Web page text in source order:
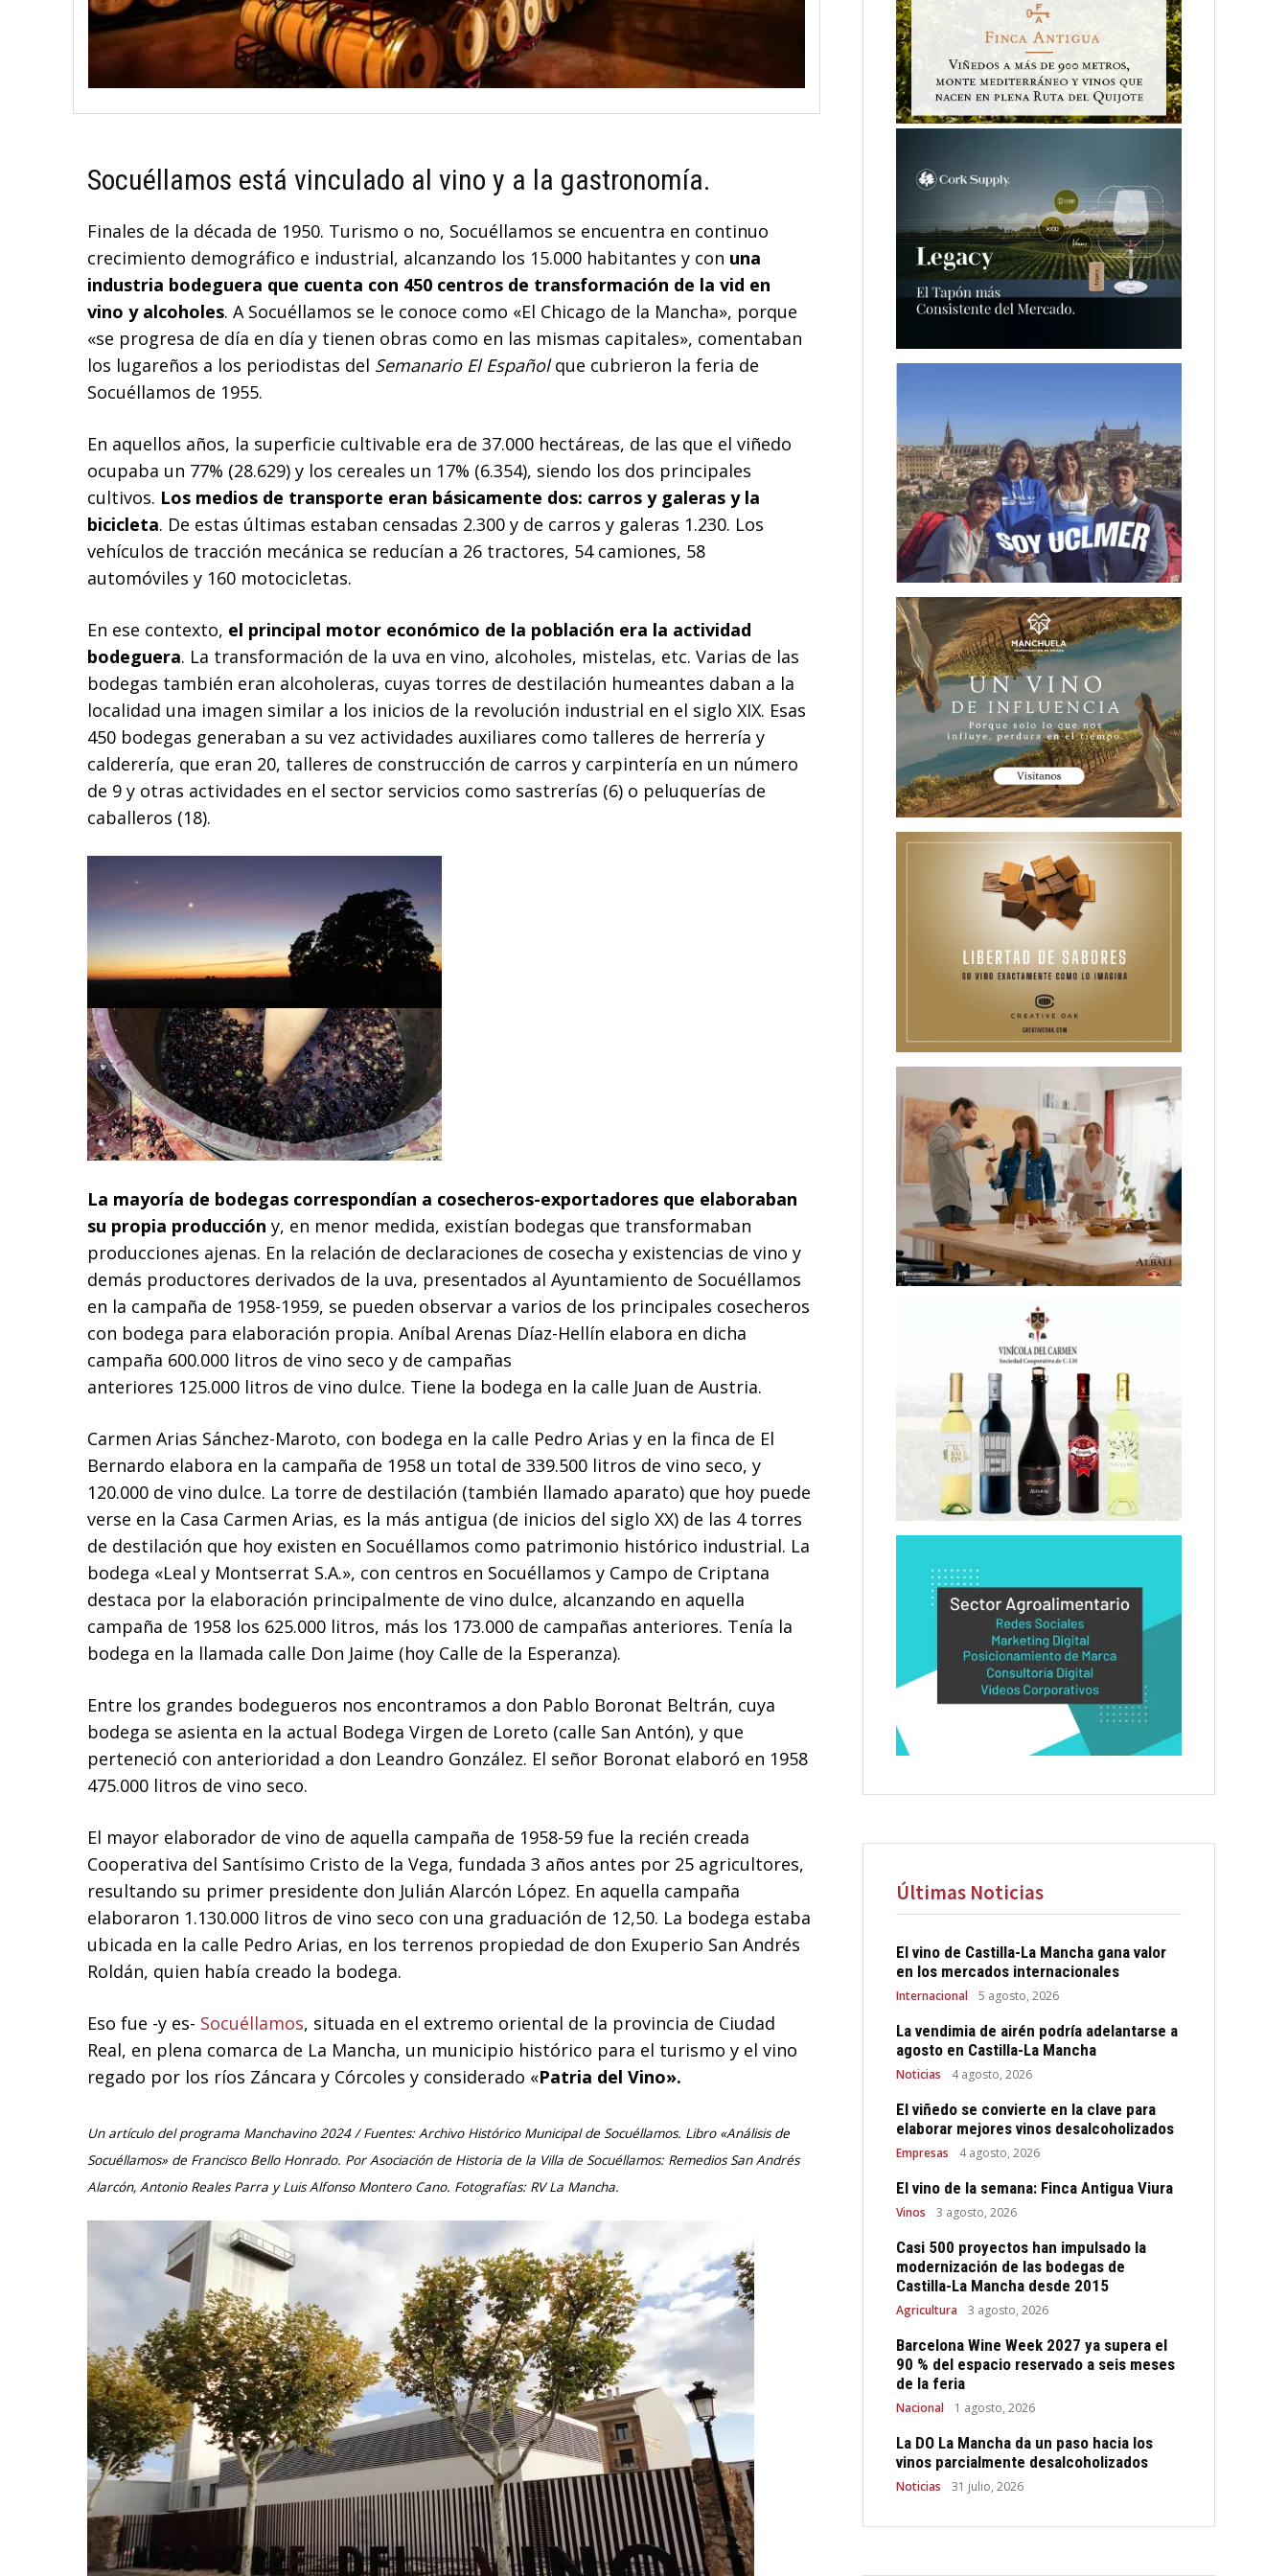
Socuéllamos está vinculado al vino y a la gastronomía.
Finales de la década de 1950. Turismo o no, Socuéllamos se encuentra en continuo
crecimiento demográfico e industrial, alcanzando los 15.000 habitantes y con una
industria bodeguera que cuenta con 450 centros de transformación de la vid en
vino y alcoholes. A Socuéllamos se le conoce como «El Chicago de la Mancha», porque
«se progresa de día en día y tienen obras como en las mismas capitales», comentaban
los lugareños a los periodistas del Semanario El Españolque cubrieron la feria de
Socuéllamos de 1955.
En aquellos años, la superficie cultivable era de 37.000 hectáreas, de las que el viñedo
ocupaba un 77% (28.629) y los cereales un 17% (6.354), siendo los dos principales
cultivos. Los medios de transporte eran básicamente dos: carros y galeras y la
bicicleta. De estas últimas estaban censadas 2.300 y de carros y galeras 1.230. Los
vehículos de tracción mecánica se reducían a 26 tractores, 54 camiones, 58
automóviles y 160 motocicletas.
En ese contexto, el principal motor económico de la población era la actividad
bodeguera. La transformación de la uva en vino, alcoholes, mistelas, etc. Varias de las
bodegas también eran alcoholeras, cuyas torres de destilación humeantes daban a la
localidad una imagen similar a los inicios de la revolución industrial en el siglo XIX. Esas
450 bodegas generaban a su vez actividades auxiliares como talleres de herrería y
calderería, que eran 20, talleres de construcción de carros y carpintería en un número
de 9 y otras actividades en el sector servicios como sastrerías (6) o peluquerías de
caballeros (18).
La mayoría de bodegas correspondían a cosecheros-exportadores que elaboraban
su propia producción y, en menor medida, existían bodegas que transformaban
producciones ajenas. En la relación de declaraciones de cosecha y existencias de vino y
demás productores derivados de la uva, presentados al Ayuntamiento de Socuéllamos
en la campaña de 1958-1959, se pueden observar a varios de los principales cosecheros
con bodega para elaboración propia. Aníbal Arenas Díaz-Hellín elabora en dicha
campaña 600.000 litros de vino seco y de campañas
anteriores 125.000 litros de vino dulce. Tiene la bodega en la calle Juan de Austria.
Carmen Arias Sánchez-Maroto, con bodega en la calle Pedro Arias y en la finca de El
Bernardo elabora en la campaña de 1958 un total de 339.500 litros de vino seco, y
120.000 de vino dulce. La torre de destilación (también llamado aparato) que hoy puede
verse en la Casa Carmen Arias, es la más antigua (de inicios del siglo XX) de las 4 torres
de destilación que hoy existen en Socuéllamos como patrimonio histórico industrial. La
bodega «Leal y Montserrat S.A.», con centros en Socuéllamos y Campo de Criptana
destaca por la elaboración principalmente de vino dulce, alcanzando en aquella
campaña de 1958 los 625.000 litros, más los 173.000 de campañas anteriores. Tenía la
bodega en la llamada calle Don Jaime (hoy Calle de la Esperanza).
Entre los grandes bodegueros nos encontramos a don Pablo Boronat Beltrán, cuya
bodega se asienta en la actual Bodega Virgen de Loreto (calle San Antón), y que
perteneció con anterioridad a don Leandro González. El señor Boronat elaboró en 1958
475.000 litros de vino seco.
El mayor elaborador de vino de aquella campaña de 1958-59 fue la recién creada
Cooperativa del Santísimo Cristo de la Vega, fundada 3 años antes por 25 agricultores,
resultando su primer presidente don Julián Alarcón López. En aquella campaña
elaboraron 1.130.000 litros de vino seco con una graduación de 12,50. La bodega estaba
ubicada en la calle Pedro Arias, en los terrenos propiedad de don Exuperio San Andrés
Roldán, quien había creado la bodega.
Eso fue -y es- Socuéllamos, situada en el extremo oriental de la provincia de Ciudad
Real, en plena comarca de La Mancha, un municipio histórico para el turismo y el vino
regado por los ríos Záncara y Córcoles y considerado «Patria del Vino».
Un artículo del programa Manchavino 2024 / Fuentes: Archivo Histórico Municipal de Socuéllamos. Libro «Análisis de
Socuéllamos» de Francisco Bello Honrado. Por Asociación de Historia de la Villa de Socuéllamos: Remedios San Andrés
Alarcón, Antonio Reales Parra y Luis Alfonso Montero Cano. Fotografías: RV La Mancha.
Últimas Noticias
El vino de Castilla-La Mancha gana valor
en los mercados internacionales
Internacional 5 agosto, 2026
La vendimia de airén podría adelantarse a
agosto en Castilla-La Mancha
Noticias 4 agosto, 2026
El viñedo se convierte en la clave para
elaborar mejores vinos desalcoholizados
Empresas 4 agosto, 2026
El vino de la semana: Finca Antigua Viura
Vinos 3 agosto, 2026
Casi 500 proyectos han impulsado la
modernización de las bodegas de
Castilla-La Mancha desde 2015
Agricultura 3 agosto, 2026
Barcelona Wine Week 2027 ya supera el
90 % del espacio reservado a seis meses
de la feria
Nacional 1 agosto, 2026
La DO La Mancha da un paso hacia los
vinos parcialmente desalcoholizados
Noticias 31 julio, 2026